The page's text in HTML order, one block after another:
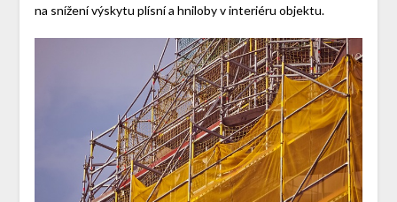
na snížení výskytu plísní a hniloby v interiéru objektu.